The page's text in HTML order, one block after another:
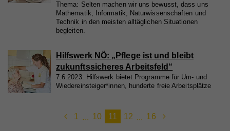
Thema: Selten machen wir uns bewusst, dass uns
Mathematik, Informatik, Naturwissenschaften und
Technik in den meisten alltäglichen Situationen
begleiten.
Hilfswerk NÖ: „Pflege ist und bleibt
zukunftssicheres Arbeitsfeld“
7.6.2023: Hilfswerk bietet Programme für Um- und
Wiedereinsteiger*innen, hunderte freie Arbeitsplätze
1 ... 10 11 12 ... 16